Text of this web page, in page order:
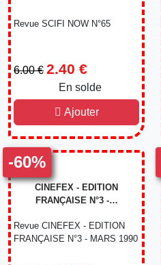
Revue SCIFI NOW N°65
6.00 € 2.40 €
En solde
Ajouter
-60%
CINEFEX - EDITION
FRANÇAISE N°3 -…
Revue CINEFEX - EDITION
FRANÇAISE N°3 - MARS 1990